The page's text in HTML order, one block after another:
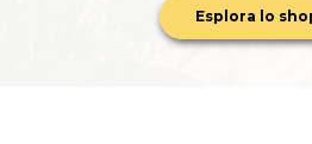
Esplora lo